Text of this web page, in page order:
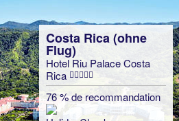
Costa Rica (ohne
Flug)
Hotel Riu Palace Costa
Rica
76 % de recommandation